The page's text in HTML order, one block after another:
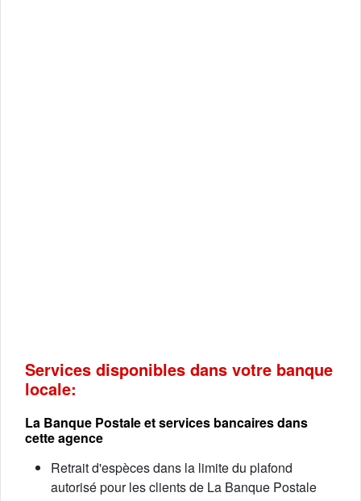
Services disponibles dans votre banque
locale:
La Banque Postale et services bancaires dans
cette agence
Retrait d'espèces dans la limite du plafond
autorisé pour les clients de La Banque Postale